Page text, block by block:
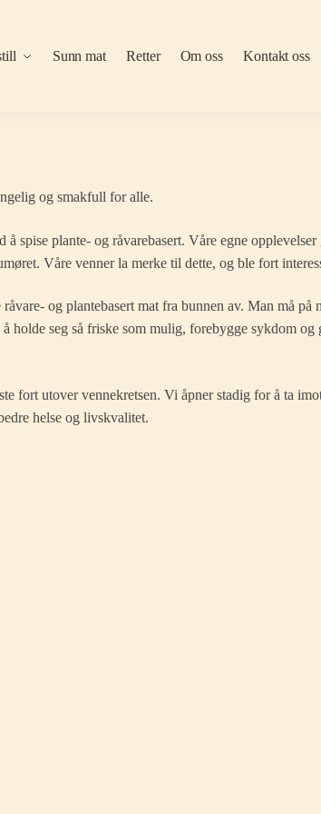
Sunn mat Retter Om oss Kontakt oss
og smakfull for alle.
spise plante- og råvarebasert. Våre egne
Våre venner la merke til dette, og ble fort
og plantebasert mat fra bunnen av. Man må
holde seg så friske som mulig, forebygge sykdom
fort utover vennekretsen. Vi åpner stadig for å ta
helse og livskvalitet.